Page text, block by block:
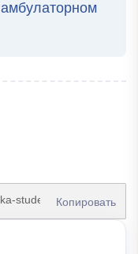
Копировать